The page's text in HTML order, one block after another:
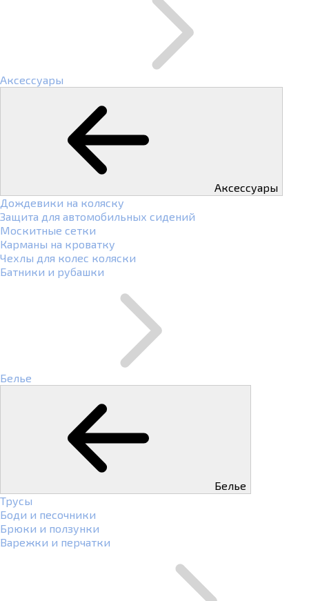
Аксессуары
Аксессуары
Дождевики на коляску
Защита для автомобильных сидений
Москитные сетки
Карманы на кроватку
Чехлы для колес коляски
Батники и рубашки
Белье
Белье
Трусы
Боди и песочники
Брюки и ползунки
Варежки и перчатки